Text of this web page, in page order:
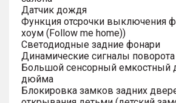
Датчик дождя
Функция отсрочки выключения
хоум (Follow me home))
Светодиодные задние фонари
Динамические сигналы поворота
Большой сенсорный емкостный
дюйма
Блокировка замков задних